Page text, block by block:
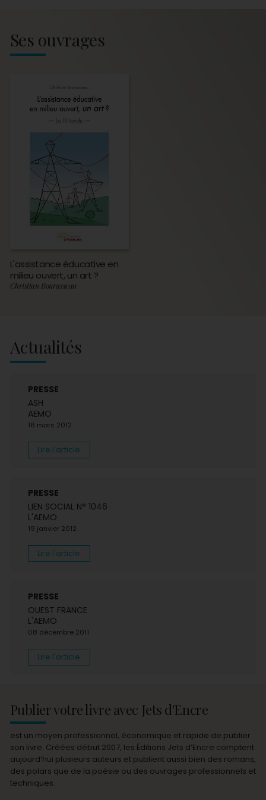
Ses ouvrages
L'assistance éducative en
milieu ouvert, un art ?
Christian Bourasseau
Actualités
PRESSE
ASH
AEMO
16 mars 2012
Lire l'article
PRESSE
LIEN SOCIAL N° 1046
L'AEMO
19 janvier 2012
Lire l'article
PRESSE
OUEST FRANCE
L'AEMO
08 décembre 2011
Lire l'article
Publier votre livre avec Jets d'Encre
est un moyen professionnel, économique et rapide de publier
son livre. Créées début 2007, les Éditions Jets d’Encre comptent
aujourd’hui plusieurs auteurs et publient aussi bien des romans,
des polars que de la poésie ou des ouvrages professionnels et
techniques.